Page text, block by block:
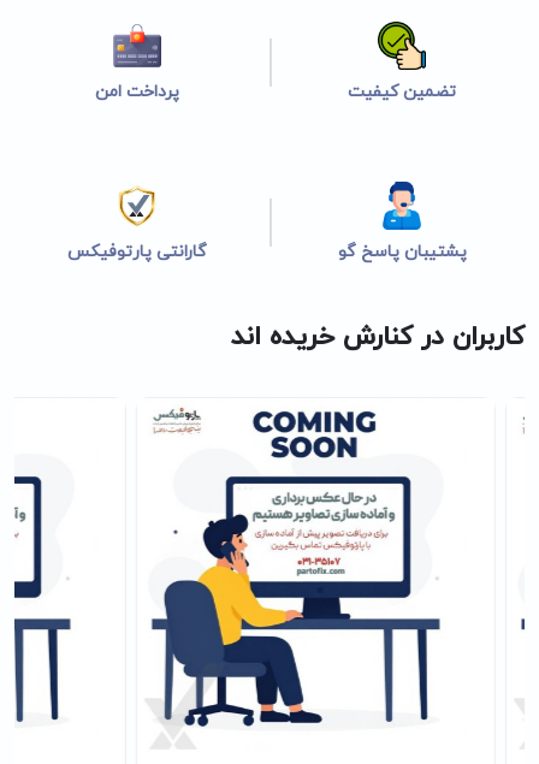
تضمین کیفیت پرداخت امن
پشتیبان پاسخ گو گارانتی پارتوفیکس
کاربران در کنارش خریده اند